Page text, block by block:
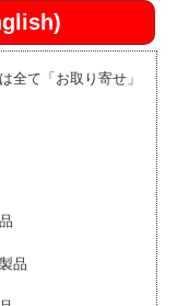
全て「お取り寄せ」
品